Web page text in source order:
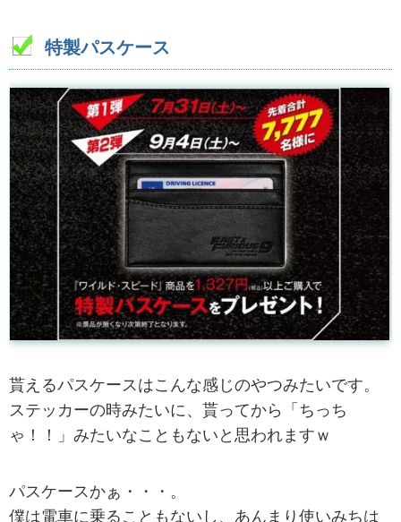
特製パスケース
貰えるパスケースはこんな感じのやつみたいです。
ステッカーの時みたいに、貰ってから「ちっち
ゃ！！」みたいなこともないと思われますｗ
パスケースかぁ・・・。
僕は電車に乗ることもないし、あんまり使いみちは